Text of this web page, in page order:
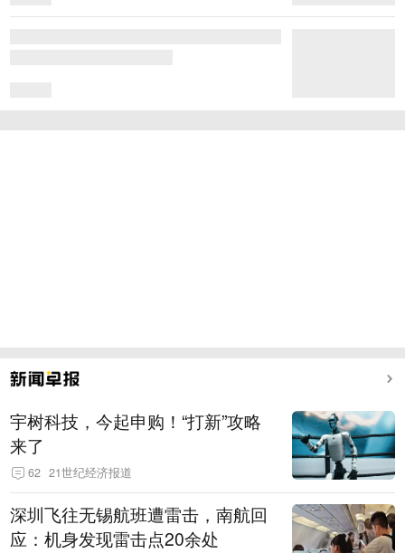
宇树科技，今起申购！“打新”攻略
来了
62 21世纪经济报道
深圳飞往无锡航班遭雷击，南航回
应：机身发现雷击点20余处